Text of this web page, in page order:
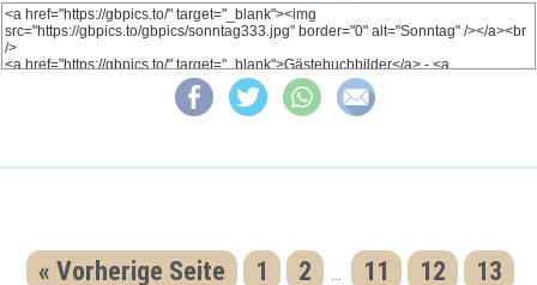
« Vorherige Seite 1 2 11 12
13